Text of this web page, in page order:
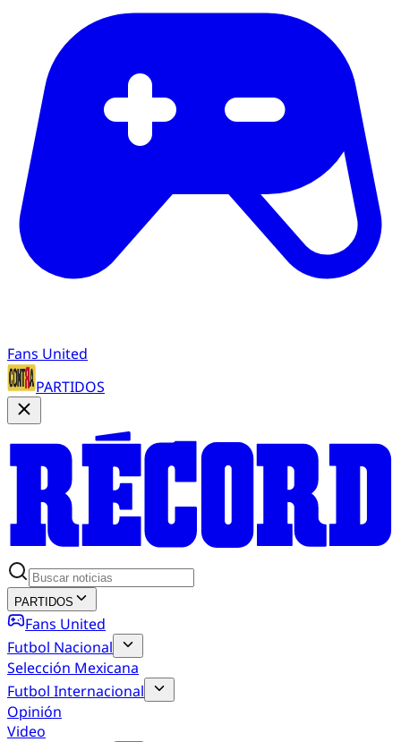
Fans United
PARTIDOS
PARTIDOS
Fans United
Futbol Nacional
Selección Mexicana
Futbol Internacional
Opinión
Video